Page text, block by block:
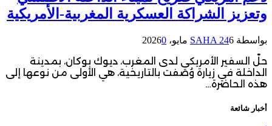
وتعزيز الشراكة العسكرية المغربية-الأمريكية
بواسطة SAHA 246 مايو، 2026 0
حلّ السفير الأمريكي لدى المغرب، ديوك بوكان، بمدينة
الداخلة في زيارة وُصفت بالتاريخية، هي الأولى من نوعها إلى
هذه الحاضرة…
أخبار شائعة